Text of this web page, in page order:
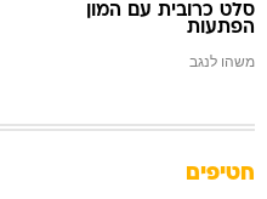
סלט כרובית עם המון
הפתעות
משהו לנגב
חטיפים